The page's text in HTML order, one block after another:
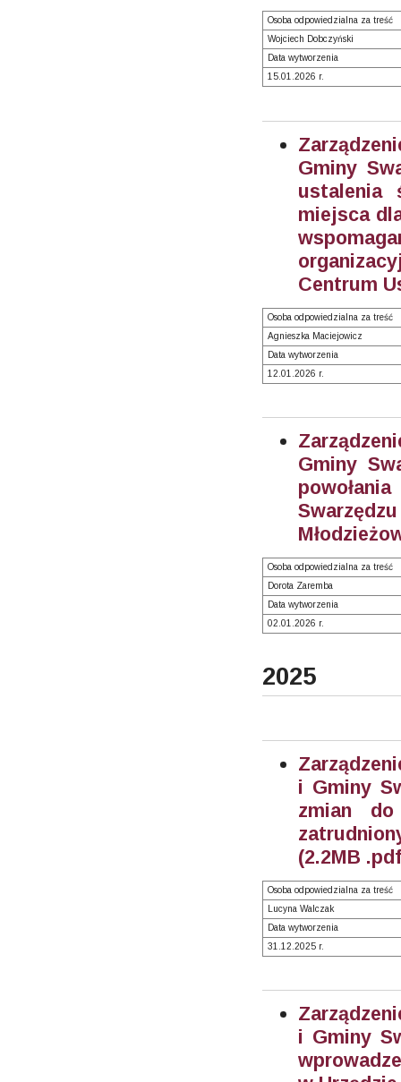
Osoba odpowiedzialna za treść
Wojciech Dobczyński
Data wytworzenia
15.01.2026 r.
Gminy
ustalenia
miejsca
Centrum
Osoba odpowiedzialna za treść
Agnieszka Maciejowicz
Data wytworzenia
12.01.2026 r.
Gminy
Osoba odpowiedzialna za treść
Dorota Zaremba
Data wytworzenia
02.01.2026 r.
2025
i Gminy
zmian do
(2.2MB
Osoba odpowiedzialna za treść
Lucyna Walczak
Data wytworzenia
31.12.2025 r.
i Gminy